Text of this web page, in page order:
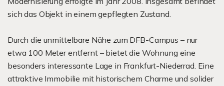
sich das Objekt in einem gepflegten Zustand.
Durch die unmittelbare Nähe zum DFB-Campus – nur
etwa 100 Meter entfernt – bietet die Wohnung eine
besonders interessante Lage in Frankfurt-Niederrad. Eine
attraktive Immobilie mit historischem Charme und solider